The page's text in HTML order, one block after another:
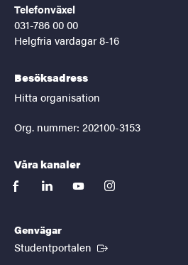
Telefonväxel
031-786 00 00
Helgfria vardagar 8-16
Besöksadress
Hitta organisation
Org. nummer: 202100-3153
Våra kanaler
facebooklinkedinyoutubeinstagram
Genvägar
Studentportalen (Extern länk)